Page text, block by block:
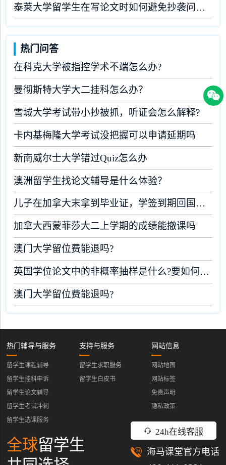
泰莱大学留学生在写论文时如何避免抄袭问题？
热门问答
在科克大学被指控学术不端怎么办?
曼彻斯特大学大二挂科怎么办？
雪城大学考试带小抄被抓，听证会怎么解释?
卡内基梅隆大学考试没把握可以申请延期吗
新南威尔士大学错过Quiz怎么办
澳洲留学生找论文辅导是什么体验？
儿子在加拿大末拿到毕业证，学签到期回国了有办法补救吗
加拿大西蒙菲莎大二上学期的成绩能撤课吗
澳门大学留位费能退吗?
英国学位论文中的非概率抽样是什么?要如何完成?
澳门大学留位费能退吗?
24h在线客服
海马课堂官方电话
热门辅导与服务
留学生课程辅导
留学生挂科申诉
留学生论文辅导
留学生考试冲刺
留学生选课服务
支持与服务
留学生求职服务
留学生白皮书
网站信息
网站地图
网站标签
免责声明
隐私政策
全球留学生